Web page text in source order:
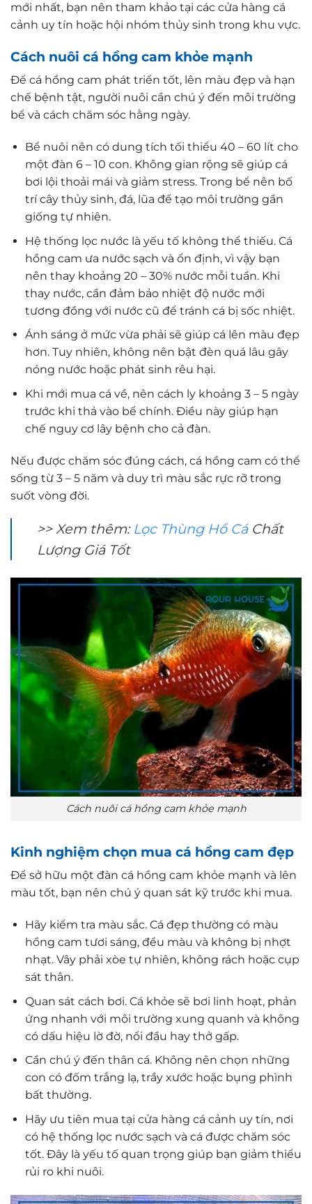
mới nhất, bạn nên tham khảo tại các cửa hàng cá
cảnh uy tín hoặc hội nhóm thủy sinh trong khu vực.
Cách nuôi cá hồng cam khỏe mạnh
Để cá hồng cam phát triển tốt, lên màu đẹp và hạn
chế bệnh tật, người nuôi cần chú ý đến môi trường
bể và cách chăm sóc hằng ngày.
Bể nuôi nên có dung tích tối thiểu 40 – 60 lít cho
một đàn 6 – 10 con. Không gian rộng sẽ giúp cá
bơi lội thoải mái và giảm stress. Trong bể nên bố
trí cây thủy sinh, đá, lũa để tạo môi trường gần
giống tự nhiên.
Hệ thống lọc nước là yếu tố không thể thiếu. Cá
hồng cam ưa nước sạch và ổn định, vì vậy bạn
nên thay khoảng 20 – 30% nước mỗi tuần. Khi
thay nước, cần đảm bảo nhiệt độ nước mới
tương đồng với nước cũ để tránh cá bị sốc nhiệt.
Ánh sáng ở mức vừa phải sẽ giúp cá lên màu đẹp
hơn. Tuy nhiên, không nên bật đèn quá lâu gây
nóng nước hoặc phát sinh rêu hại.
Khi mới mua cá về, nên cách ly khoảng 3 – 5 ngày
trước khi thả vào bể chính. Điều này giúp hạn
chế nguy cơ lây bệnh cho cả đàn.
Nếu được chăm sóc đúng cách, cá hồng cam có thể
sống từ 3 – 5 năm và duy trì màu sắc rực rỡ trong
suốt vòng đời.
>> Xem thêm: Lọc Thùng Hồ CáChất
Lượng Giá Tốt
Cách nuôi cá hồng cam khỏe mạnh
Kinh nghiệm chọn mua cá hồng cam đẹp
Để sở hữu một đàn cá hồng cam khỏe mạnh và lên
màu tốt, bạn nên chú ý quan sát kỹ trước khi mua.
Hãy kiểm tra màu sắc. Cá đẹp thường có màu
hồng cam tươi sáng, đều màu và không bị nhợt
nhạt. Vây phải xòe tự nhiên, không rách hoặc cụp
sát thân.
Quan sát cách bơi. Cá khỏe sẽ bơi linh hoạt, phản
ứng nhanh với môi trường xung quanh và không
có dấu hiệu lờ đờ, nổi đầu hay thở gấp.
Cần chú ý đến thân cá. Không nên chọn những
con có đốm trắng lạ, trầy xước hoặc bụng phình
bất thường.
Hãy ưu tiên mua tại cửa hàng cá cảnh uy tín, nơi
có hệ thống lọc nước sạch và cá được chăm sóc
tốt. Đây là yếu tố quan trọng giúp bạn giảm thiểu
rủi ro khi nuôi.